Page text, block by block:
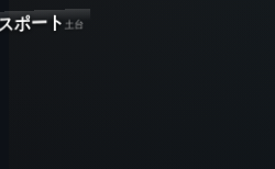
ポート土台